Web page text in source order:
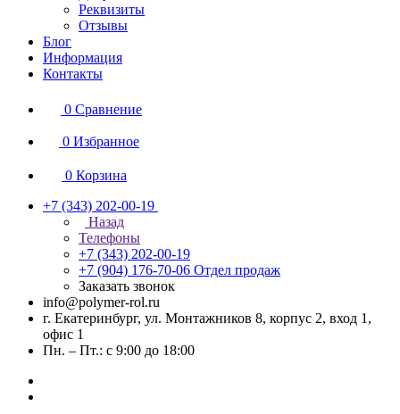
Реквизиты
Отзывы
Блог
Информация
Контакты
0 Сравнение
0 Избранное
0 Корзина
+7 (343) 202-00-19
Назад
Телефоны
+7 (343) 202-00-19
+7 (904) 176-70-06 Отдел продаж
Заказать звонок
info@polymer-rol.ru
г. Екатеринбург, ул. Монтажников 8, корпус 2, вход 1,
офис 1
Пн. – Пт.: с 9:00 до 18:00